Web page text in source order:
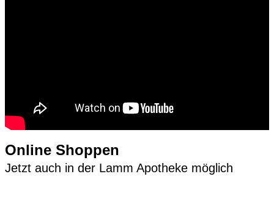
Online Shoppen
Jetzt auch in der Lamm Apotheke möglich